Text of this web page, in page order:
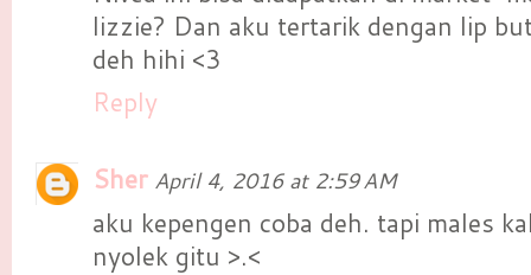
lizzie? Dan aku tertarik dengan lip
deh hihi <3
Reply
Sher April 4, 2016 at 2:59 AM
aku kepengen coba deh. tapi males
nyolek gitu >.<